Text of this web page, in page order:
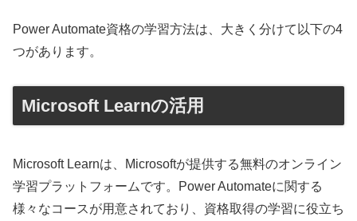
Power Automate資格の学習方法は、大きく分けて以下の4
つがあります。
Microsoft Learnの活用
Microsoft Learnは、Microsoftが提供する無料のオンライン
学習プラットフォームです。Power Automateに関する
様々なコースが用意されており、資格取得の学習に役立ち